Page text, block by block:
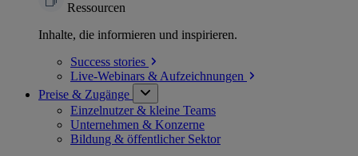
Ressourcen
Inhalte, die informieren und inspirieren.
Success stories
Live-Webinars & Aufzeichnungen
Preise & Zugänge
Einzelnutzer & kleine Teams
Unternehmen & Konzerne
Bildung & öffentlicher Sektor